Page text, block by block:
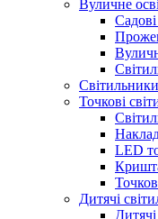
Вуличне
Світильники
Точкові
LED
Дитячі